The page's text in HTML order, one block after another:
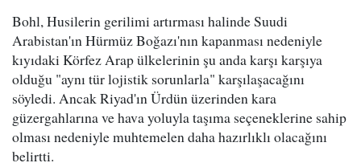
Bohl, Husilerin gerilimi artırması halinde Suudi
Arabistan'ın Hürmüz Boğazı'nın kapanması nedeniyle
kıyıdaki Körfez Arap ülkelerinin şu anda karşı karşıya
olduğu "aynı tür lojistik sorunlarla" karşılaşacağını
söyledi. Ancak Riyad'ın Ürdün üzerinden kara
güzergahlarına ve hava yoluyla taşıma seçeneklerine sahip
olması nedeniyle muhtemelen daha hazırlıklı olacağını
belirtti.